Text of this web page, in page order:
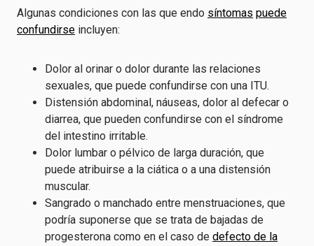
Algunas condiciones con las que endo síntomas puede
confundirse incluyen:
Dolor al orinar o dolor durante las relaciones
sexuales, que puede confundirse con una ITU.
Distensión abdominal, náuseas, dolor al defecar o
diarrea, que pueden confundirse con el síndrome
del intestino irritable.
Dolor lumbar o pélvico de larga duración, que
puede atribuirse a la ciática o a una distensión
muscular.
Sangrado o manchado entre menstruaciones, que
podría suponerse que se trata de bajadas de
progesterona como en el caso de defecto de la